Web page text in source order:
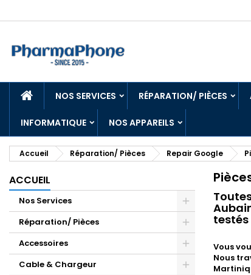
ACCUEILNOS SERVICES RÉPARATION/ PIÈCES
INFORMATIQUE NOS APPAREILS
Accueil Réparation/ Pièces Repair Google
ACCUEIL
Nos Services
Réparation/ Pièces
Accessoires
Cable & Chargeur
Vous
Nous